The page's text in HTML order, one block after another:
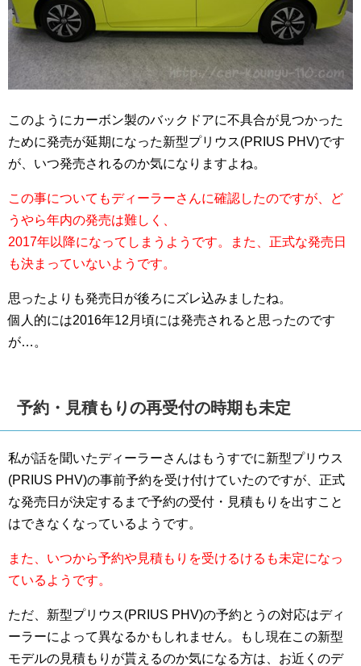
このようにカーボン製のバックドアに不具合が見つかった
ために発売が延期になった新型プリウス(PRIUS PHV)です
が、いつ発売されるのか気になりますよね。
この事についてもディーラーさんに確認したのですが、ど
うやら年内の発売は難しく、
2017年以降になってしまうようです。また、正式な発売日
も決まっていないようです。
思ったよりも発売日が後ろにズレ込みましたね。
個人的には2016年12月頃には発売されると思ったのです
が…。
予約・見積もりの再受付の時期も未定
私が話を聞いたディーラーさんはもうすでに新型プリウス
(PRIUS PHV)の事前予約を受け付けていたのですが、正式
な発売日が決定するまで予約の受付・見積もりを出すこと
はできなくなっているようです。
また、いつから予約や見積もりを受けるけるも未定になっ
ているようです。
ただ、新型プリウス(PRIUS PHV)の予約とうの対応はディ
ーラーによって異なるかもしれません。もし現在この新型
モデルの見積もりが貰えるのか気になる方は、お近くのデ